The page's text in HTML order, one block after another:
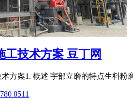
工技术方案 豆丁网
方案1. 概述 宇部立磨的特点生料
8511